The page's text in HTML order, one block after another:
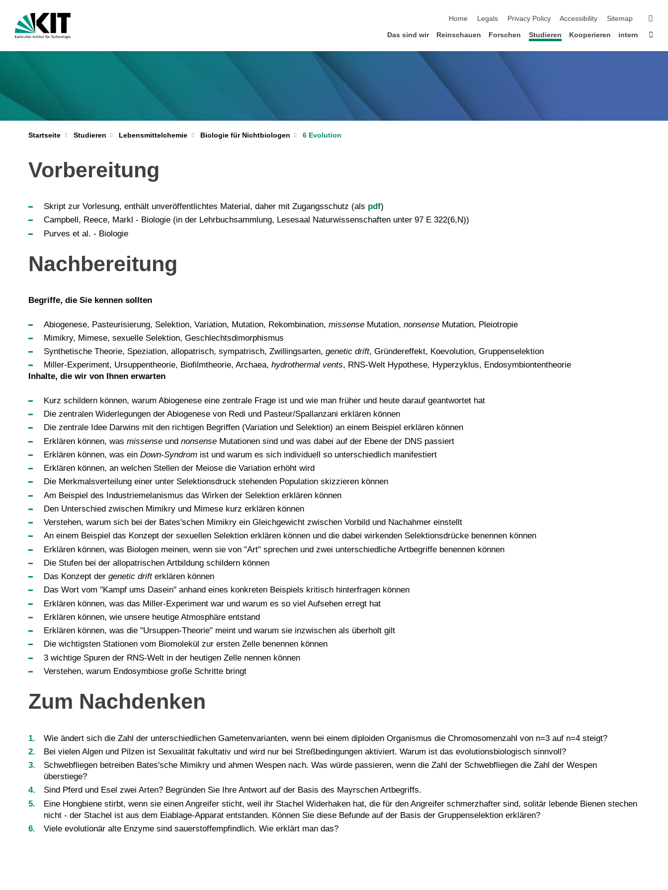
Home Legals Privacy Policy Accessibility Sitemap
Das sind wir Reinschauen Forschen Studieren Kooperieren intern
Startseite Studieren Lebensmittelchemie Biologie für Nichtbiologen 6 Evolution
Vorbereitung
Skript zur Vorlesung, enthält unveröffentlichtes Material, daher mit Zugangsschutz (als pdf)
Campbell, Reece, Markl - Biologie (in der Lehrbuchsammlung, Lesesaal Naturwissenschaften unter 97 E 322(6,N))
Purves et al. - Biologie
Nachbereitung
Begriffe, die Sie kennen sollten
Abiogenese, Pasteurisierung, Selektion, Variation, Mutation, Rekombination, missenseMutation, nonsenseMutation, Pleiotropie
Mimikry, Mimese, sexuelle Selektion, Geschlechtsdimorphismus
Synthetische Theorie, Speziation, allopatrisch, sympatrisch, Zwillingsarten, genetic drift, Gründereffekt, Koevolution, Gruppenselektion
Miller-Experiment, Ursuppentheorie, Biofilmtheorie, Archaea, hydrothermal vents, RNS-Welt Hypothese, Hyperzyklus, Endosymbiontentheorie
Inhalte, die wir von Ihnen erwarten
Kurz schildern können, warum Abiogenese eine zentrale Frage ist und wie man früher und heute darauf geantwortet hat
Die zentralen Widerlegungen der Abiogenese von Redi und Pasteur/Spallanzani erklären können
Die zentrale Idee Darwins mit den richtigen Begriffen (Variation und Selektion) an einem Beispiel erklären können
Erklären können, was missenseund nonsenseMutationen sind und was dabei auf der Ebene der DNS passiert
Erklären können, was ein Down-Syndrom ist und warum es sich individuell so unterschiedlich manifestiert
Erklären können, an welchen Stellen der Meiose die Variation erhöht wird
Die Merkmalsverteilung einer unter Selektionsdruck stehenden Population skizzieren können
Am Beispiel des Industriemelanismus das Wirken der Selektion erklären können
Den Unterschied zwischen Mimikry und Mimese kurz erklären können
Verstehen, warum sich bei der Bates'schen Mimikry ein Gleichgewicht zwischen Vorbild und Nachahmer einstellt
An einem Beispiel das Konzept der sexuellen Selektion erklären können und die dabei wirkenden Selektionsdrücke benennen können
Erklären können, was Biologen meinen, wenn sie von "Art" sprechen und zwei unterschiedliche Artbegriffe benennen können
Die Stufen bei der allopatrischen Artbildung schildern können
Das Konzept der genetic drift erklären können
Das Wort vom "Kampf ums Dasein" anhand eines konkreten Beispiels kritisch hinterfragen können
Erklären können, was das Miller-Experiment war und warum es so viel Aufsehen erregt hat
Erklären können, wie unsere heutige Atmosphäre entstand
Erklären können, was die "Ursuppen-Theorie" meint und warum sie inzwischen als überholt gilt
Die wichtigsten Stationen vom Biomolekül zur ersten Zelle benennen können
3 wichtige Spuren der RNS-Welt in der heutigen Zelle nennen können
Verstehen, warum Endosymbiose große Schritte bringt
Zum Nachdenken
Wie ändert sich die Zahl der unterschiedlichen Gametenvarianten, wenn bei einem diploiden Organismus die Chromosomenzahl von n=3 auf n=4 steigt?
Bei vielen Algen und Pilzen ist Sexualität fakultativ und wird nur bei Streßbedingungen aktiviert. Warum ist das evolutionsbiologisch sinnvoll?
Schwebfliegen betreiben Bates'sche Mimikry und ahmen Wespen nach. Was würde passieren, wenn die Zahl der Schwebfliegen die Zahl der Wespen
überstiege?
Sind Pferd und Esel zwei Arten? Begründen Sie Ihre Antwort auf der Basis des Mayrschen Artbegriffs.
Eine Hongbiene stirbt, wenn sie einen Angreifer sticht, weil ihr Stachel Widerhaken hat, die für den Angreifer schmerzhafter sind, solitär lebende Bienen stechen
nicht - der Stachel ist aus dem Eiablage-Apparat entstanden. Können Sie diese Befunde auf der Basis der Gruppenselektion erklären?
Viele evolutionär alte Enzyme sind sauerstoffempfindlich. Wie erklärt man das?